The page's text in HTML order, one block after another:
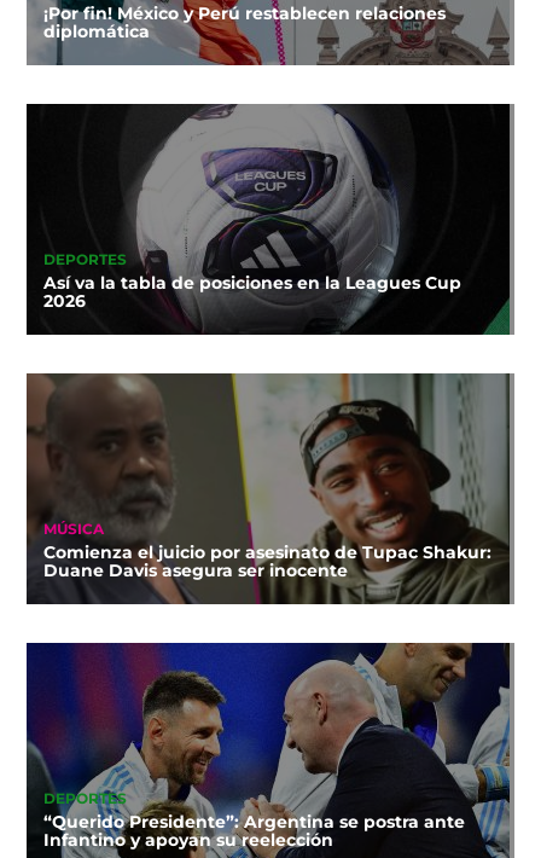
¡Por fin! México y Perú restablecen relaciones
diplomática
DEPORTES
Así va la tabla de posiciones en la Leagues Cup
2026
MÚSICA
Comienza el juicio por asesinato de Tupac Shakur:
Duane Davis asegura ser inocente
DEPORTES
“Querido Presidente”: Argentina se postra ante
Infantino y apoyan su reelección